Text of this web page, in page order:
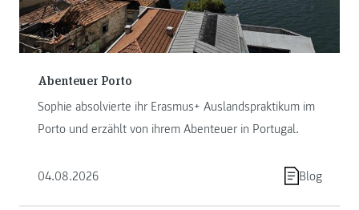
Abenteuer Porto
Sophie absolvierte ihr Erasmus+ Auslandspraktikum im
Porto und erzählt von ihrem Abenteuer in Portugal.
04.08.2026 Blog